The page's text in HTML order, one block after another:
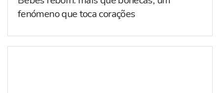
fenómeno que toca corações